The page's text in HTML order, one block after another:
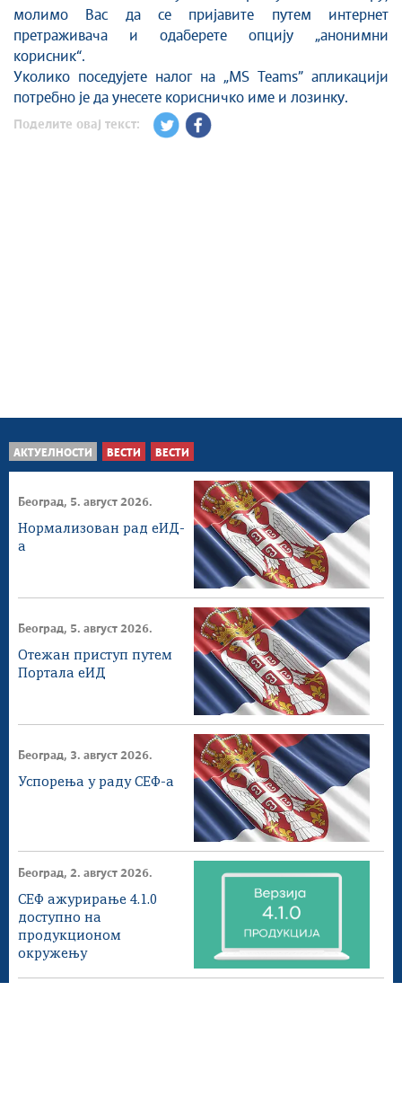
молимо Вас да се пријавите путем интернет
претраживача и одаберете опцију „анонимни
корисник“.
Уколико поседујете налог на „MS Teams” апликацији
потребно је да унесете корисничко име и лозинку.
Поделите овај текст:
АКТУЕЛНОСТИ ВЕСТИ ВЕСТИ
Београд, 5. август 2026.
Нормализован рад еИД-
а
Београд, 5. август 2026.
Отежан приступ путем
Портала еИД
Београд, 3. август 2026.
Успорења у раду СЕФ-а
Београд, 2. август 2026.
СЕФ ажурирање 4.1.0
доступнo на
продукционом
окружењу